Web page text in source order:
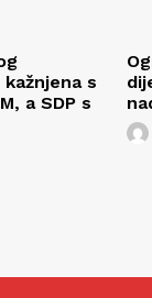
s
a SDP s